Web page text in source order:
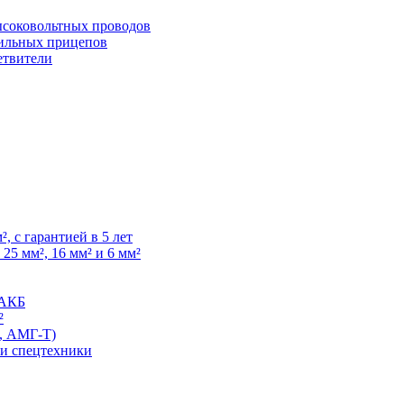
проводов
прицепов
с гарантией в 5 лет
мм², 16 мм² и 6 мм²
АКБ
АМГ-Т)
спецтехники